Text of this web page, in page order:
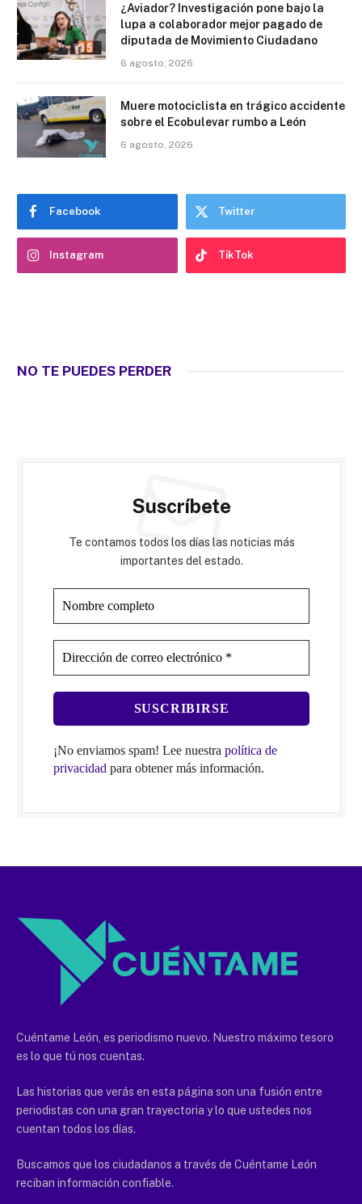
¿Aviador? Investigación pone bajo la
lupa a colaborador mejor pagado de
diputada de Movimiento Ciudadano
6 agosto, 2026
Muere motociclista en trágico accidente
sobre el Ecobulevar rumbo a León
6 agosto, 2026
Facebook Twitter
Instagram TikTok
NO TE PUEDES PERDER
Suscríbete
Te contamos todos los días las noticias más
importantes del estado.
¡No enviamos spam! Lee nuestra política de
privacidad para obtener más información.
Cuéntame León, es periodismo nuevo. Nuestro máximo tesoro
es lo que tú nos cuentas.
Las historias que verás en esta página son una fusión entre
periodistas con una gran trayectoria y lo que ustedes nos
cuentan todos los días.
Buscamos que los ciudadanos a través de Cuéntame León
reciban información confiable.